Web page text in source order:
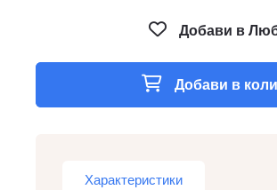
Добави в
Добави в
Характеристики